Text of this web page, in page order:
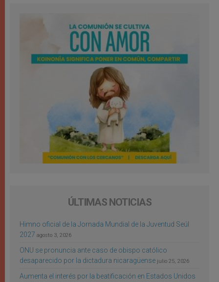
ÚLTIMAS NOTICIAS
Himno oficial de la Jornada Mundial de la Juventud Seúl
2027 agosto 3, 2026
ONU se pronuncia ante caso de obispo católico
desaparecido por la dictadura nicaragüense julio 25, 2026
Aumenta el interés por la beatificación en Estados Unidos